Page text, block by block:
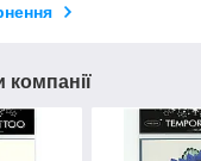
компанії